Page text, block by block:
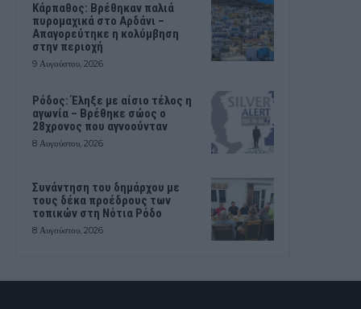
Κάρπαθος: Βρέθηκαν παλιά
πυρομαχικά στο Αρδάνι –
Απαγορεύτηκε η κολύμβηση
στην περιοχή
9 Αυγούστου, 2026
Ρόδος: Έληξε με αίσιο τέλος η
αγωνία – Βρέθηκε σώος ο
28χρονος που αγνοούνταν
8 Αυγούστου, 2026
Συνάντηση του δημάρχου με
τους δέκα προέδρους των
τοπικών στη Νότια Ρόδο
8 Αυγούστου, 2026